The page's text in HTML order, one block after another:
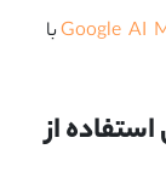
با
مزایا، محدودیت‌ها و چالش‌های استفاده از